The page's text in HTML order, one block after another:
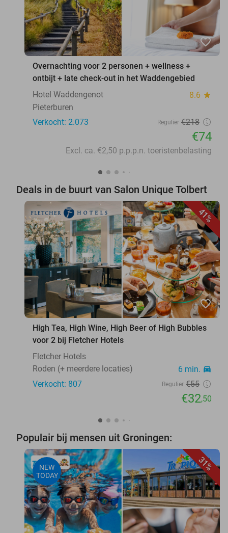
favorite_border
Overnachting voor 2 personen + wellness +
ontbijt + late check-out in het Waddengebied
Hotel Waddengenot
8.6 star
Pieterburen
Verkocht: 2.073
Regulier €218
€74
Excl. ca. €2,50 p.p.p.n. toeristenbelasting
Deals in de buurt van Salon Unique Tolbert
41%
favorite_border
High Tea, High Wine, High Beer of High Bubbles
voor 2 bij Fletcher Hotels
Fletcher Hotels
Roden (+ meerdere locaties)
6 min. directions_car
Verkocht: 807 Regulier €55
€32,50
Populair bij mensen uit Groningen:
31%
NEW
TODAY